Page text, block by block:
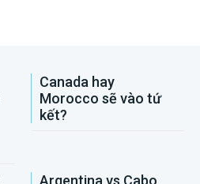
Canada hay
Morocco sẽ vào tứ
kết?
Argentina vs Cabo